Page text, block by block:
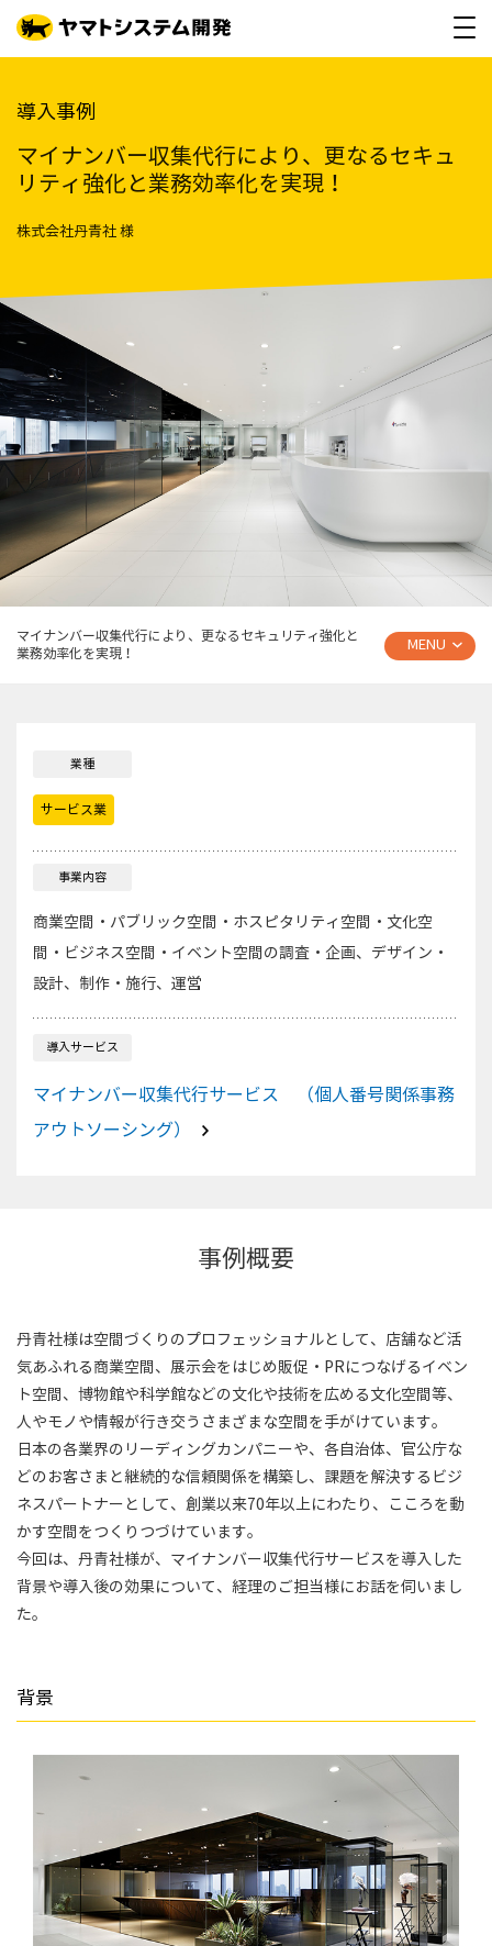
導入事例
マイナンバー収集代行により、更なるセキュ
リティ強化と業務効率化を実現！
株式会社丹青社 様
マイナンバー収集代行により、更なるセキュリティ強化と
業務効率化を実現！
MENU
業種
サービス業
事業内容
商業空間・パブリック空間・ホスピタリティ空間・文化空
間・ビジネス空間・イベント空間の調査・企画、デザイン・
設計、制作・施行、運営
導入サービス
マイナンバー収集代行サービス （個人番号関係事務
アウトソーシング）
事例概要
丹青社様は空間づくりのプロフェッショナルとして、店舗など活
気あふれる商業空間、展示会をはじめ販促・PRにつなげるイベン
ト空間、博物館や科学館などの文化や技術を広める文化空間等、
人やモノや情報が行き交うさまざまな空間を手がけています。
日本の各業界のリーディングカンパニーや、各自治体、官公庁な
どのお客さまと継続的な信頼関係を構築し、課題を解決するビジ
ネスパートナーとして、創業以来70年以上にわたり、こころを動
かす空間をつくりつづけています。
今回は、丹青社様が、マイナンバー収集代行サービスを導入した
背景や導入後の効果について、経理のご担当様にお話を伺いまし
た。
背景